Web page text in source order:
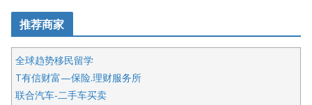
推荐商家
全球趋势移民留学
T有信财富—保险.理财服务所
联合汽车-二手车买卖